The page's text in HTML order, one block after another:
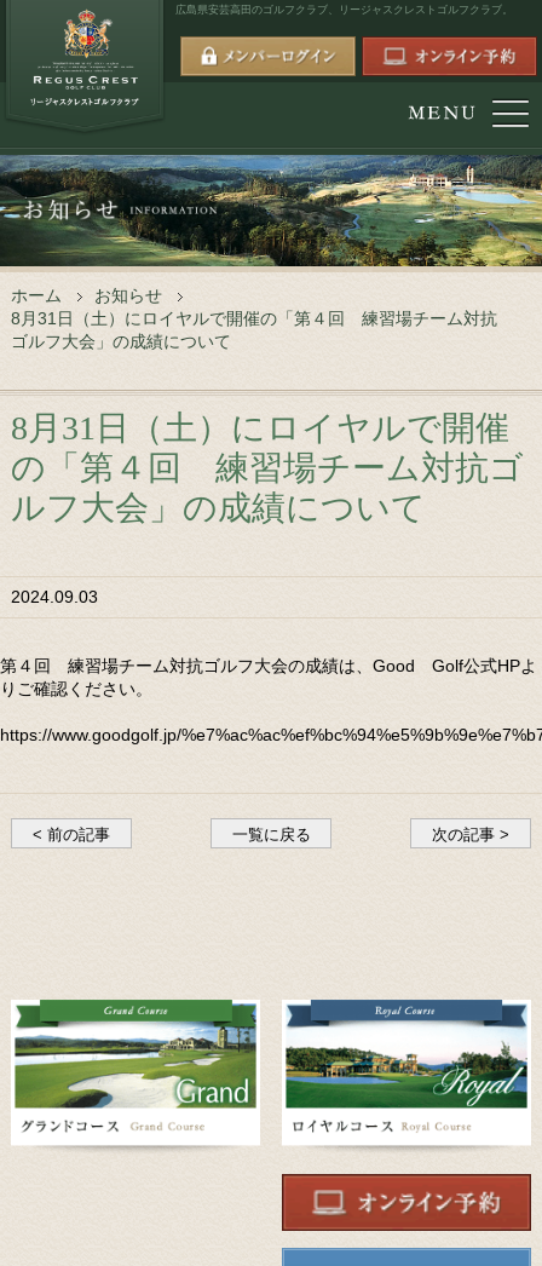
広島県安芸高田のゴルフクラブ、 リージャスクレストゴルフクラブ。
ホーム
お知らせ
8月31日（土）にロイヤルで開催の「第４回 練習場チーム対抗
ゴルフ大会」の成績について
8月31日（土）にロイヤルで開催
の「第４回 練習場チーム対抗ゴ
ルフ大会」の成績について
2024.09.03
第４回 練習場チーム対抗ゴルフ大会の成績は、Good Golf公式HPよ
りご確認ください。
https://www.goodgolf.jp/
< 前の記事 一覧に戻る 次の記事 >